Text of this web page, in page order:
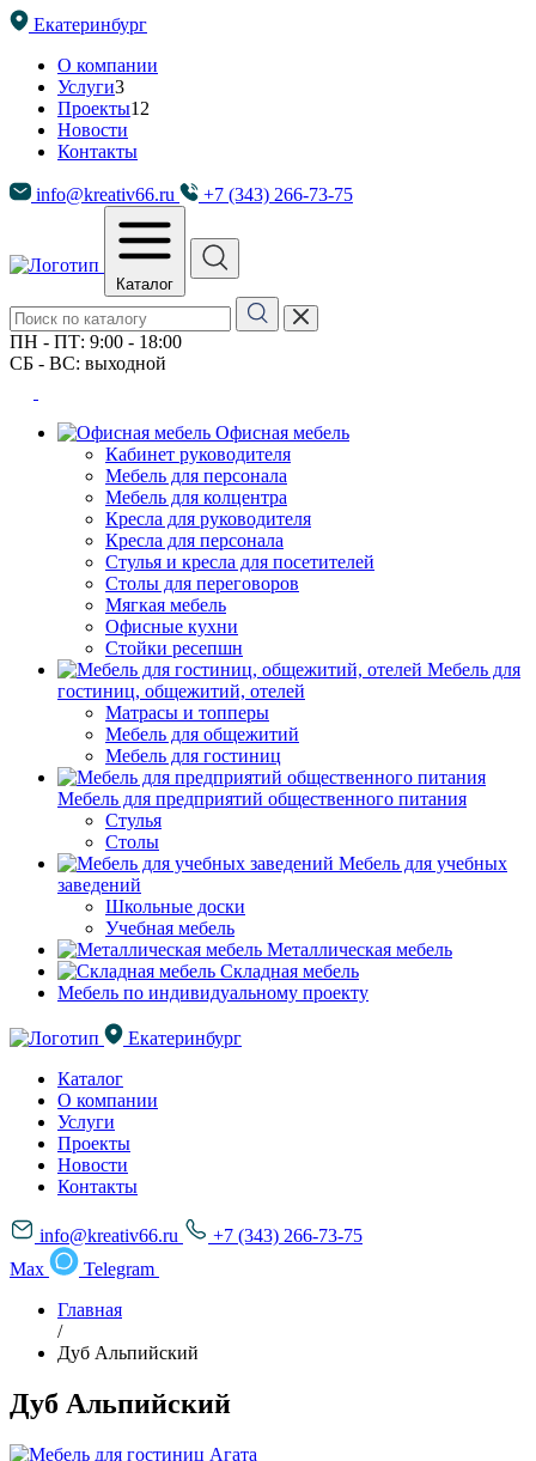
Екатеринбург
О компании
Услуги3
Проекты12
Новости
Контакты
info@kreativ66.ru +7 (343) 266-73-75
Каталог
ПН - ПТ: 9:00 - 18:00
СБ - ВС: выходной
Офисная мебель
Кабинет руководителя
Мебель для персонала
Мебель для колцентра
Кресла для руководителя
Кресла для персонала
Стулья и кресла для посетителей
Столы для переговоров
Мягкая мебель
Офисные кухни
Стойки ресепшн
Мебель для
гостиниц, общежитий, отелей
Матрасы и топперы
Мебель для общежитий
Мебель для гостиниц
Мебель для предприятий общественного питания
Стулья
Столы
Мебель для учебных
заведений
Школьные доски
Учебная мебель
Металлическая мебель
Складная мебель
Мебель по индивидуальному проекту
Екатеринбург
Каталог
О компании
Услуги
Проекты
Новости
Контакты
info@kreativ66.ru
+7 (343) 266-73-75
Max
Telegram
Главная
/
Дуб Альпийский
Дуб Альпийский